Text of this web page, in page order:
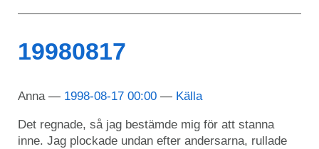
19980817
Anna 1998-08-17 00:00 Källa
Det regnade, så jag bestämde mig för att stanna
inne. Jag plockade undan efter andersarna, rullade